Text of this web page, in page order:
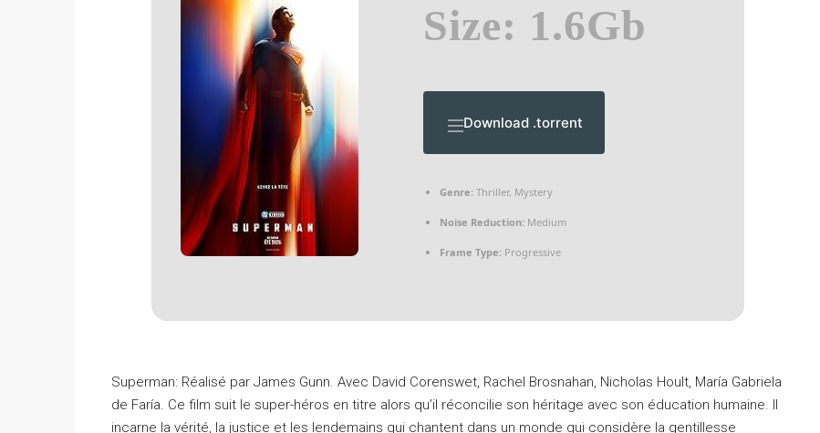
Size: 1.6Gb
Download .torrent
Genre:Thriller, Mystery
Noise Reduction:Medium
Frame Type:Progressive
Superman: Réalisé par James Gunn. Avec David Corenswet, Rachel Brosnahan, Nicholas Hoult, María Gabriela
de Faría. Ce film suit le super-héros en titre alors qu’il réconcilie son héritage avec son éducation humaine. Il
incarne la vérité, la justice et les lendemains qui chantent dans un monde qui considère la gentillesse